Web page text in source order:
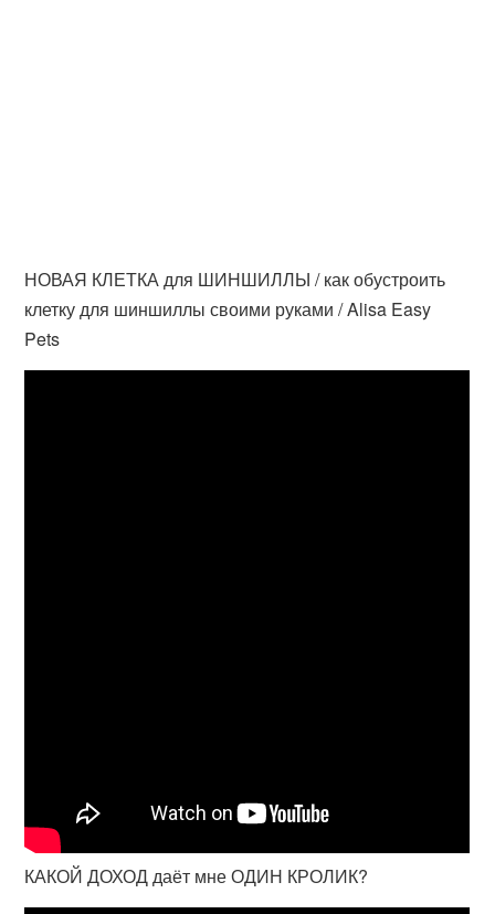
НОВАЯ КЛЕТКА для ШИНШИЛЛЫ / как обустроить
клетку для шиншиллы своими руками / Alisa Easy
Pets
КАКОЙ ДОХОД даёт мне ОДИН КРОЛИК?